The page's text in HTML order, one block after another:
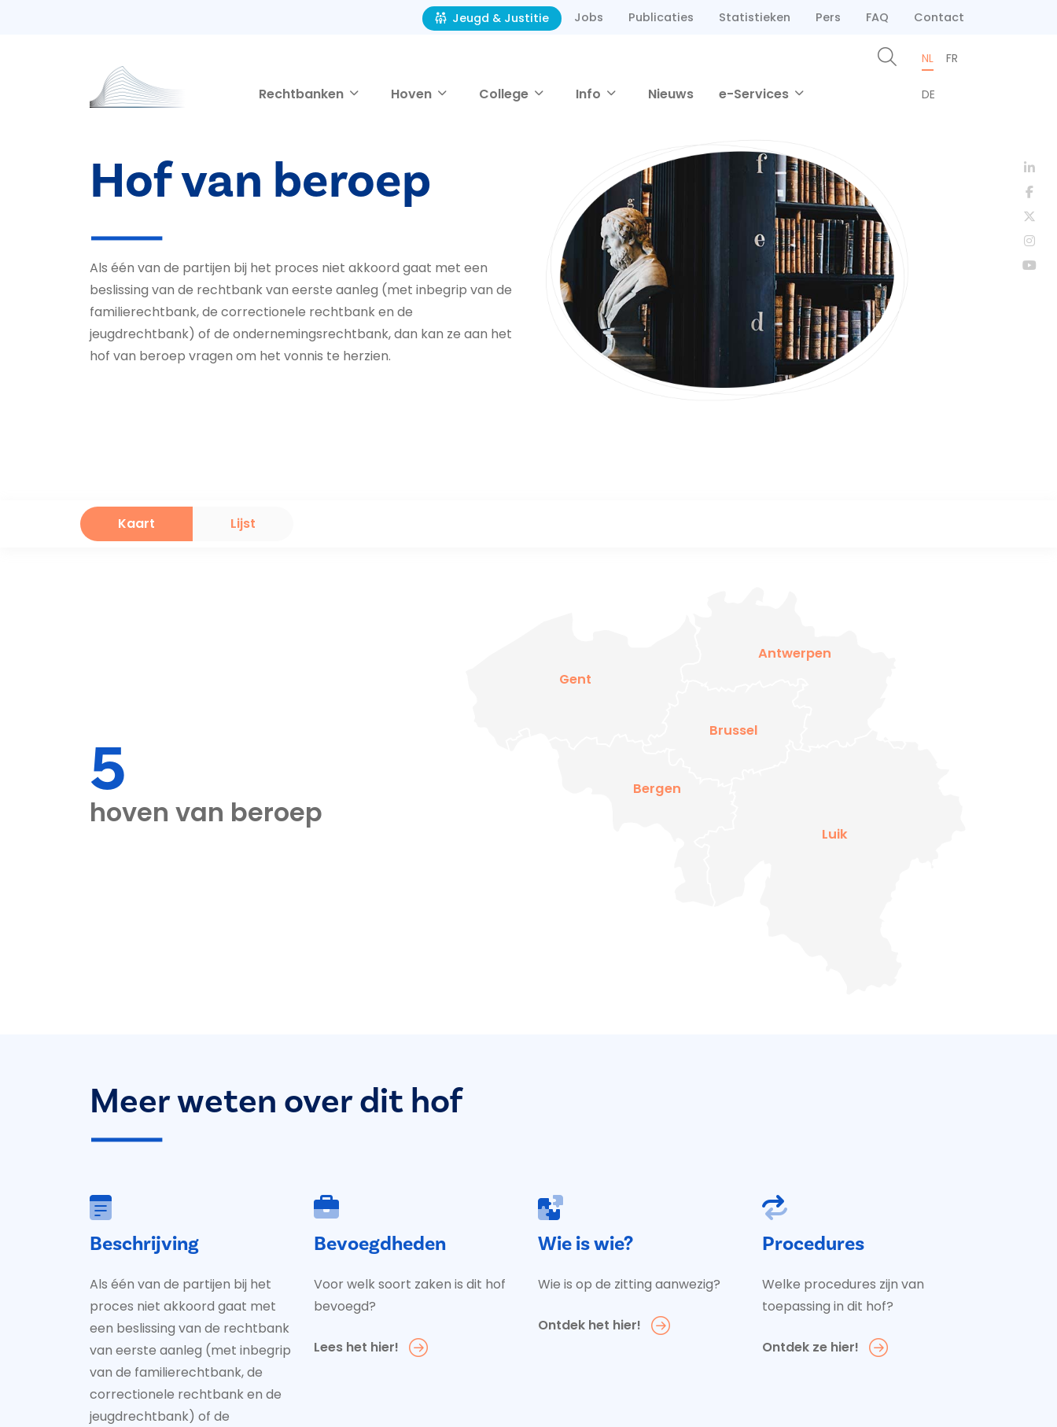
Jeugd & Justitie Jobs Publicaties Statistieken Pers FAQ Contact
Rechtbanken Hoven College Info Nieuws e-Services
NL FR
DE
Hof van beroep
Als één van de partijen bij het proces niet akkoord gaat met een
beslissing van de rechtbank van eerste aanleg (met inbegrip van de
familierechtbank, de correctionele rechtbank en de
jeugdrechtbank) of de ondernemingsrechtbank, dan kan ze aan het
hof van beroep vragen om het vonnis te herzien.
Kaart Lijst
5
hoven van beroep
Gent
Antwerpen
Bergen
Brussel
Luik
Meer weten over dit hof
Beschrijving
Als één van de partijen bij het
proces niet akkoord gaat met
een beslissing van de rechtbank
van eerste aanleg (met inbegrip
van de familierechtbank, de
correctionele rechtbank en de
jeugdrechtbank) of de
Bevoegdheden
Voor welk soort zaken is dit hof
bevoegd?
Lees het hier!
Wie is wie?
Wie is op de zitting aanwezig?
Ontdek het hier!
Procedures
Welke procedures zijn van
toepassing in dit hof?
Ontdek ze hier!